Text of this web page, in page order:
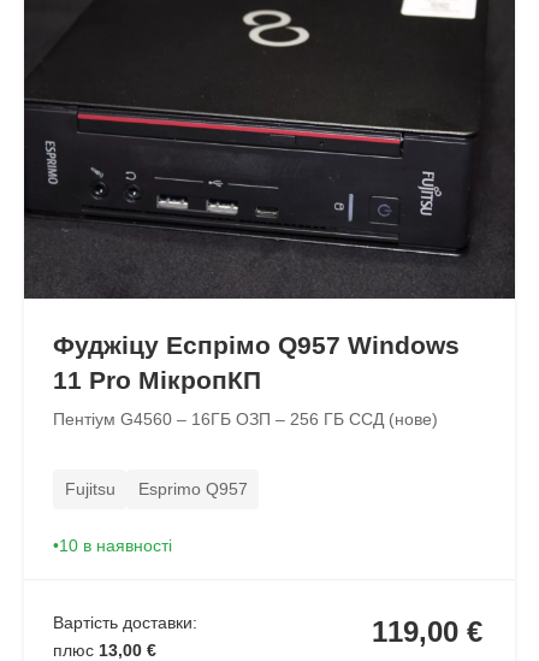
Фуджіцу Еспрімо Q957 Windows
11 Pro МікропКП
Пентіум G4560 – 16ГБ ОЗП – 256 ГБ ССД (нове)
Fujitsu Esprimo Q957
10 в наявності
Вартість доставки:
плюс 13,00 €
119,00 €